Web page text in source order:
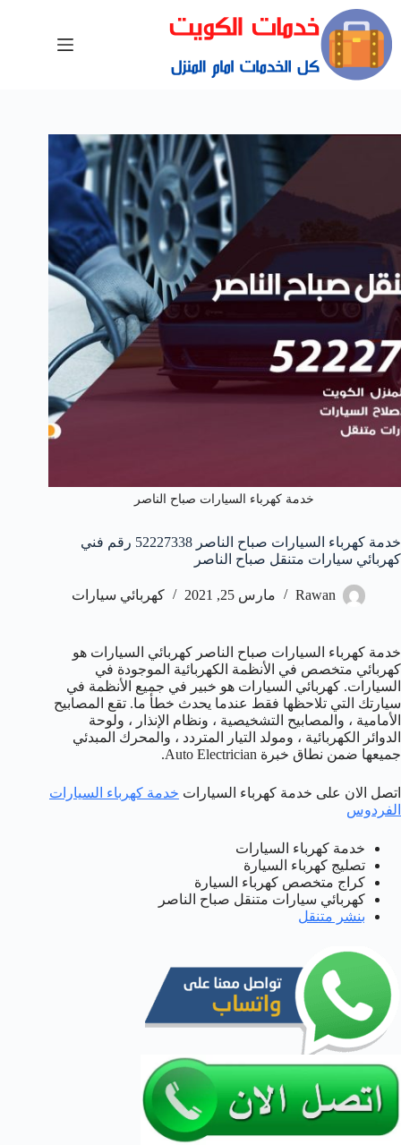
خدمة كهرباء السيارات صباح الناصر
خدمة كهرباء السيارات صباح الناصر 52227338 رقم فني
كهربائي سيارات متنقل صباح الناصر
Rawan مارس 25, 2021 كهربائي سيارات
خدمة كهرباء السيارات صباح الناصر كهربائي السيارات هو
كهربائي متخصص في الأنظمة الكهربائية الموجودة في
السيارات. كهربائي السيارات هو خبير في جميع الأنظمة في
سيارتك التي تلاحظها فقط عندما يحدث خطأ ما. تقع المصابيح
الأمامية ، والمصابيح التشخيصية ، ونظام الإنذار ، ولوحة
الدوائر الكهربائية ، ومولد التيار المتردد ، والمحرك المبدئي
جميعها ضمن نطاق خبرة Auto Electrician.
اتصل الان على خدمة كهرباء السيارات خدمة كهرباء السيارات
الفردوس
خدمة كهرباء السيارات
تصليج كهرباء السيارة
كراج متخصص كهرباء السيارة
كهربائي سيارات متنقل صباح الناصر
بنشر متنقل